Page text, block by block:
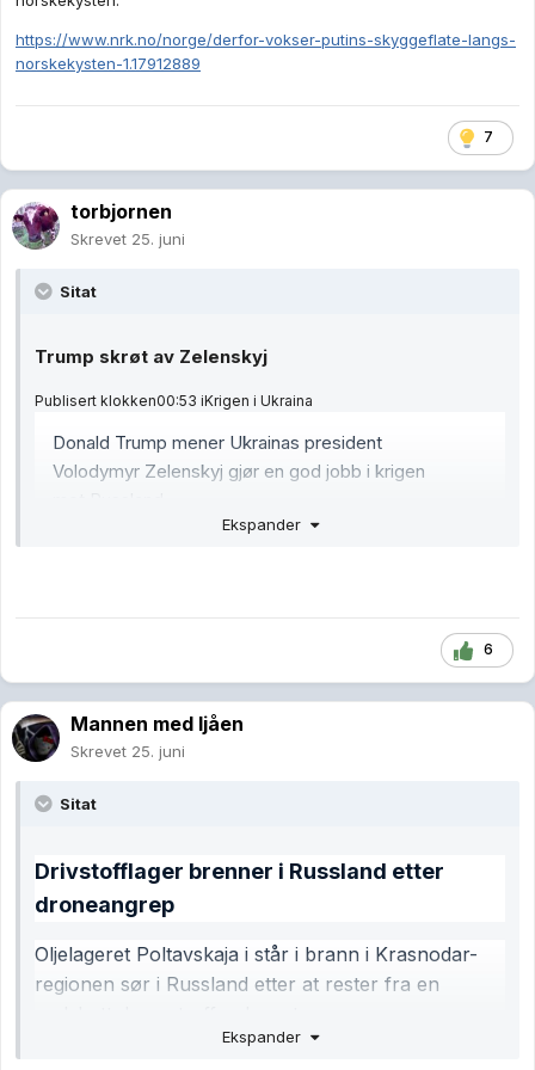
https://www.nrk.no/norge/derfor-vokser-putins-skyggeflate-langs-
norskekysten-1.17912889
7
torbjornen
Skrevet 25. juni
Sitat
Trump skrøt av Zelenskyj
Publisert klokken00:53 iKrigen i Ukraina
Donald Trump mener Ukrainas president
Volodymyr Zelenskyj gjør en god jobb i krigen
– Han gjør det ganske bra. Han holder stand, i
hvert fall. Det er mange som dør på begge sider,
men jeg synes han gjør det ganske bra, sa
Trump om den ukrainske presidenten, melder
Ekspander
6
Mannen med ljåen
Skrevet 25. juni
Sitat
Drivstofflager brenner i Russland etter
droneangrep
Oljelageret Poltavskaja i står i brann i Krasnodar-
regionen sør i Russland etter at rester fra en
Ekspander